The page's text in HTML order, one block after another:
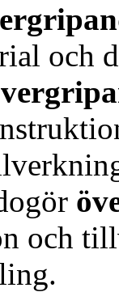
och
och